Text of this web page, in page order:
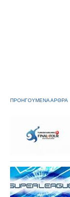
ΠΡΟΗΓΟΥΜΕΝΑ ΑΡΘΡΑ